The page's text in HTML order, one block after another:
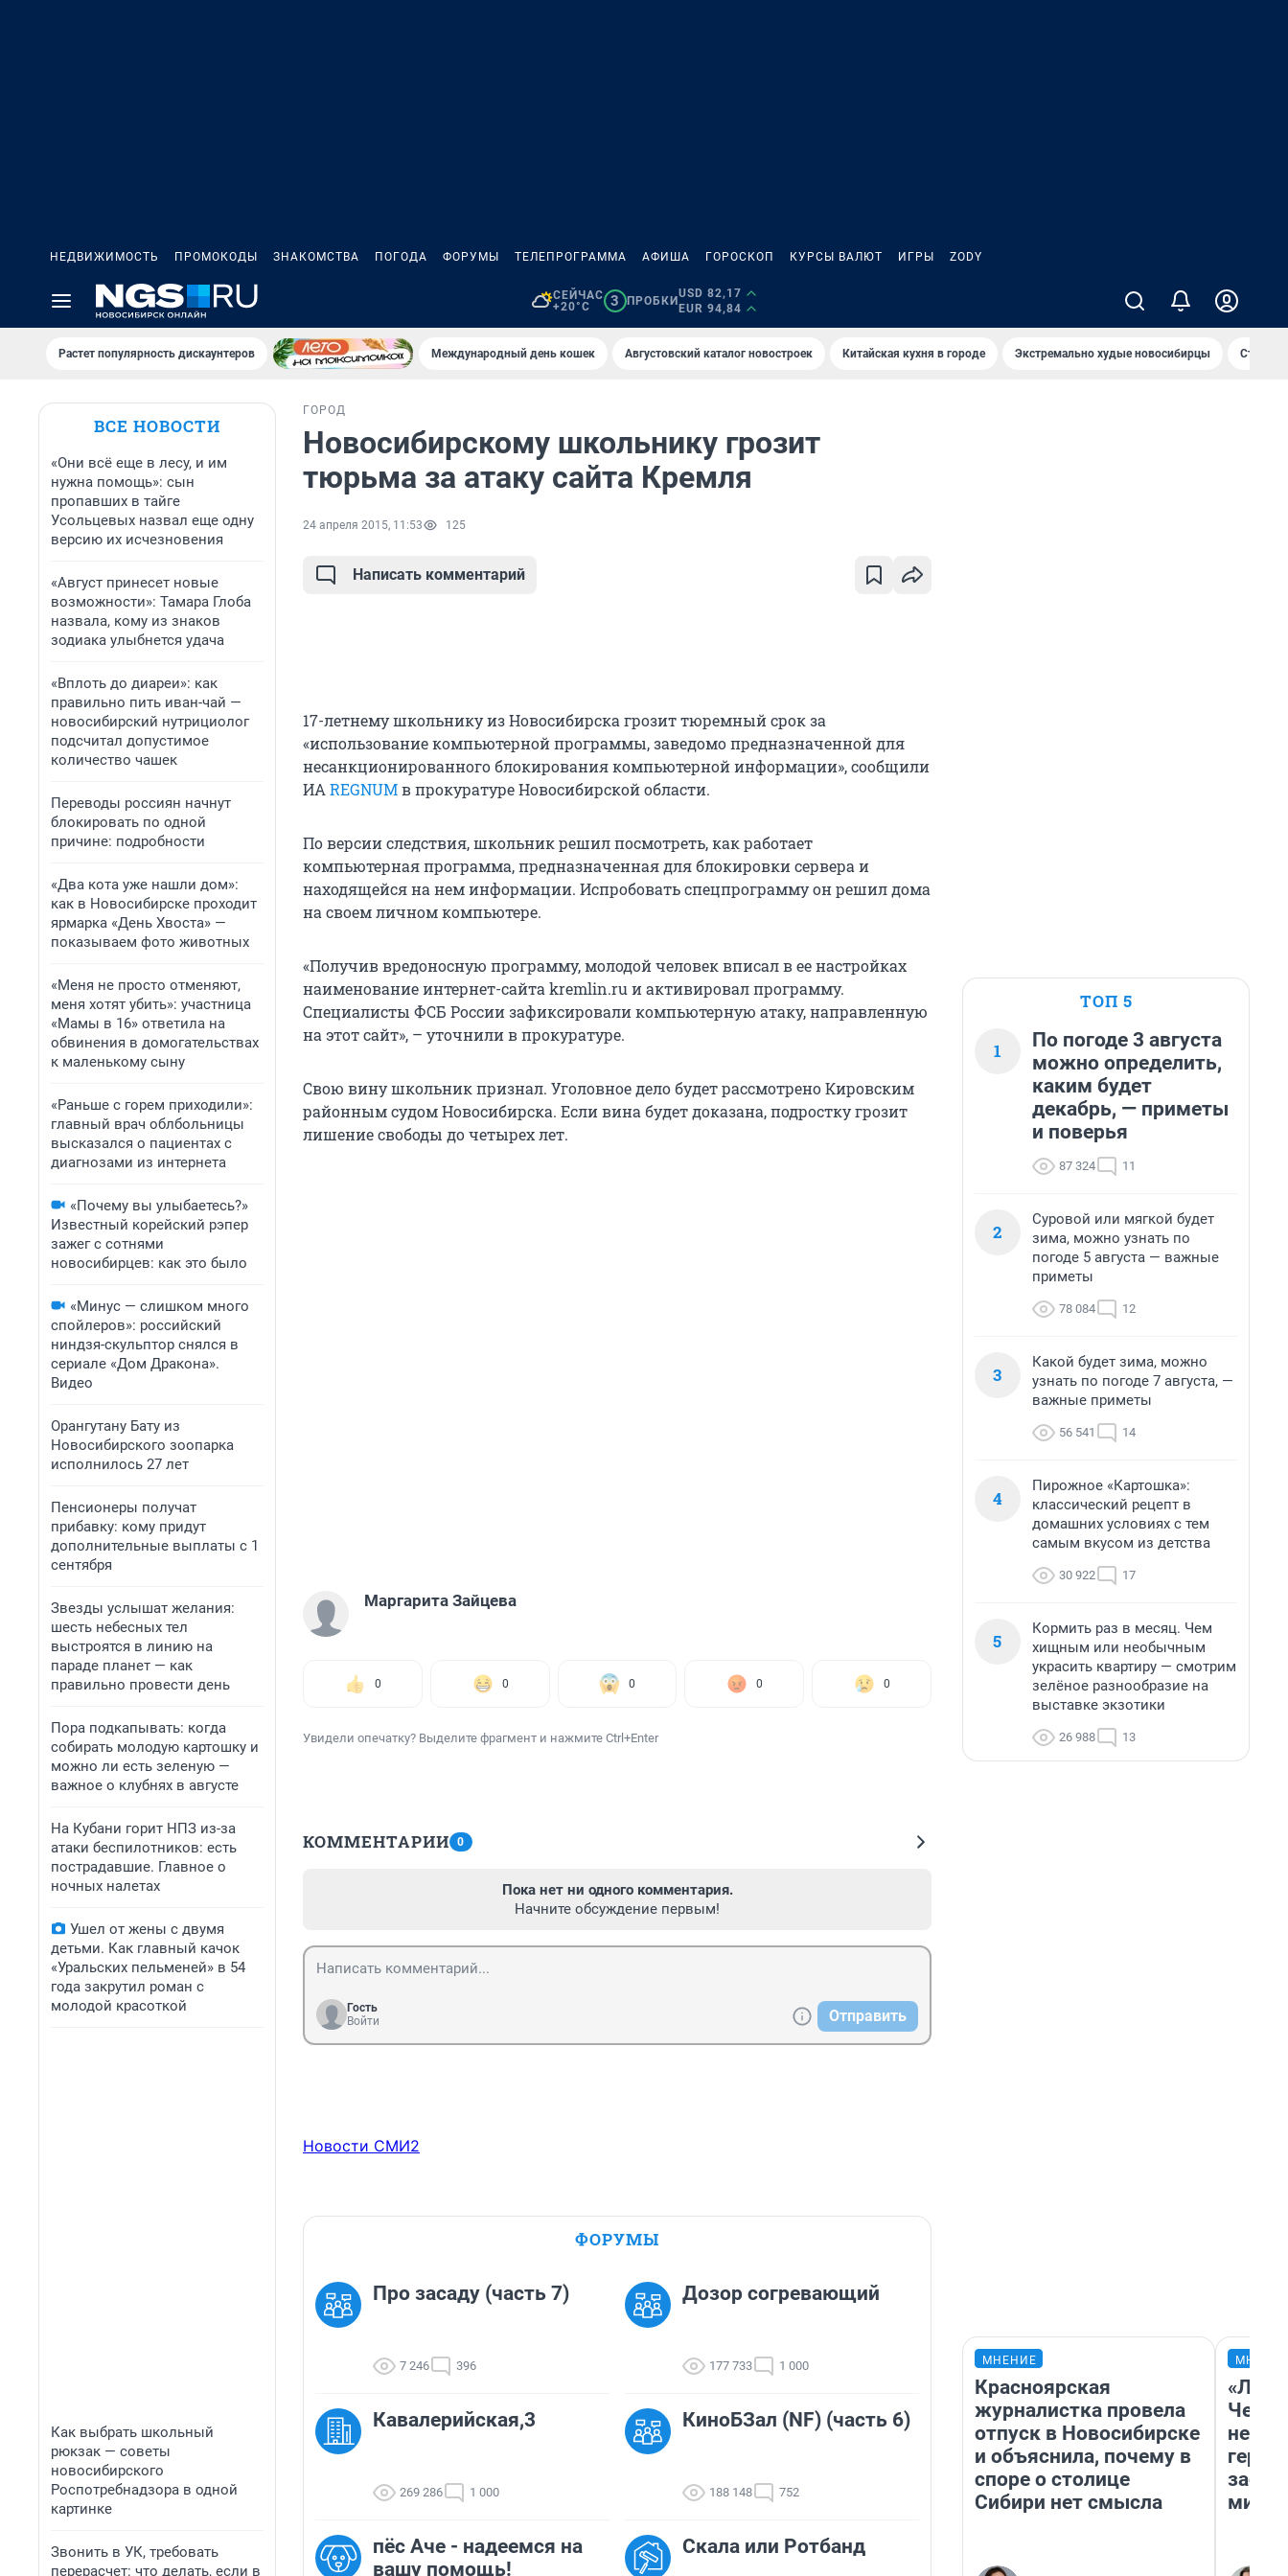
НЕДВИЖИМОСТЬ ПРОМОКОДЫ ЗНАКОМСТВА ПОГОДА ФОРУМЫ ТЕЛЕПРОГРАММА АФИША ГОРОСКОП КУРСЫ ВАЛЮТ ИГРЫ ZODY
СЕЙЧАС
+20°C
3 ПРОБКИ
USD 82,17
EUR 94,84
Растет популярность дискаунтеров Международный день кошек Августовский каталог новостроек Китайская кухня в городе Экстремально худые новосибирцы Старт
ВСЕ НОВОСТИ
«Они всё еще в лесу, и им
нужна помощь»: сын
пропавших в тайге
Усольцевых назвал еще одну
версию их исчезновения
«Август принесет новые
возможности»: Тамара Глоба
назвала, кому из знаков
зодиака улыбнется удача
«Вплоть до диареи»: как
правильно пить иван-чай —
новосибирский нутрициолог
подсчитал допустимое
количество чашек
Переводы россиян начнут
блокировать по одной
причине: подробности
«Два кота уже нашли дом»:
как в Новосибирске проходит
ярмарка «День Хвоста» —
показываем фото животных
«Меня не просто отменяют,
меня хотят убить»: участница
«Мамы в 16» ответила на
обвинения в домогательствах
к маленькому сыну
«Раньше с горем приходили»:
главный врач облбольницы
высказался о пациентах с
диагнозами из интернета
«Почему вы улыбаетесь?»
Известный корейский рэпер
зажег с сотнями
новосибирцев: как это было
«Минус — слишком много
спойлеров»: российский
ниндзя-скульптор снялся в
сериале «Дом Дракона».
Видео
Орангутану Бату из
Новосибирского зоопарка
исполнилось 27 лет
Пенсионеры получат
прибавку: кому придут
дополнительные выплаты с 1
сентября
Звезды услышат желания:
шесть небесных тел
выстроятся в линию на
параде планет — как
правильно провести день
Пора подкапывать: когда
собирать молодую картошку и
можно ли есть зеленую —
важное о клубнях в августе
На Кубани горит НПЗ из-за
атаки беспилотников: есть
пострадавшие. Главное о
ночных налетах
Ушел от жены с двумя
детьми. Как главный качок
«Уральских пельменей» в 54
года закрутил роман с
молодой красоткой
Как выбрать школьный
рюкзак — советы
новосибирского
Роспотребнадзора в одной
картинке
Звонить в УК, требовать
перерасчет: что делать, если в
ГОРОД
Новосибирскому школьнику грозит
тюрьма за атаку сайта Кремля
24 апреля 2015, 11:53 125
Написать комментарий
17-летнему школьнику из Новосибирска грозит тюремный срок за
«использование компьютерной программы, заведомо предназначенной для
несанкционированного блокирования компьютерной информации», сообщили
ИА REGNUMв прокуратуре Новосибирской области.
По версии следствия, школьник решил посмотреть, как работает
компьютерная программа, предназначенная для блокировки сервера и
находящейся на нем информации. Испробовать спецпрограмму он решил дома
на своем личном компьютере.
«Получив вредоносную программу, молодой человек вписал в ее настройках
наименование интернет-сайта kremlin.ru и активировал программу.
Специалисты ФСБ России зафиксировали компьютерную атаку, направленную
на этот сайт», – уточнили в прокуратуре.
Свою вину школьник признал. Уголовное дело будет рассмотрено Кировским
районным судом Новосибирска. Если вина будет доказана, подростку грозит
лишение свободы до четырех лет.
Маргарита Зайцева
0 0 0 0 0
Увидели опечатку? Выделите фрагмент и нажмите Ctrl+Enter
КОММЕНТАРИИ 0
Пока нет ни одного комментария.
Начните обсуждение первым!
Гость
Войти
Отправить
Новости СМИ2
ФОРУМЫ
Про засаду (часть 7)
7 246 396
Дозор согревающий
177 733 1 000
Кавалерийская,3
269 286 1 000
КиноБЗал (NF) (часть 6)
188 148 752
пёс Аче - надеемся на
вашу помощь!
Скала или Ротбанд
ТОП 5
1
По погоде 3 августа
можно определить,
каким будет
декабрь, — приметы
и поверья
87 324 11
2
Суровой или мягкой будет
зима, можно узнать по
погоде 5 августа — важные
приметы
78 084 12
3
Какой будет зима, можно
узнать по погоде 7 августа, —
важные приметы
56 541 14
4
Пирожное «Картошка»:
классический рецепт в
домашних условиях с тем
самым вкусом из детства
30 922 17
5
Кормить раз в месяц. Чем
хищным или необычным
украсить квартиру — смотрим
зелёное разнообразие на
выставке экзотики
26 988 13
МНЕНИЕ
Красноярская
журналистка провела
отпуск в Новосибирске
и объяснила, почему в
споре о столице
Сибири нет смысла
Чем
герои